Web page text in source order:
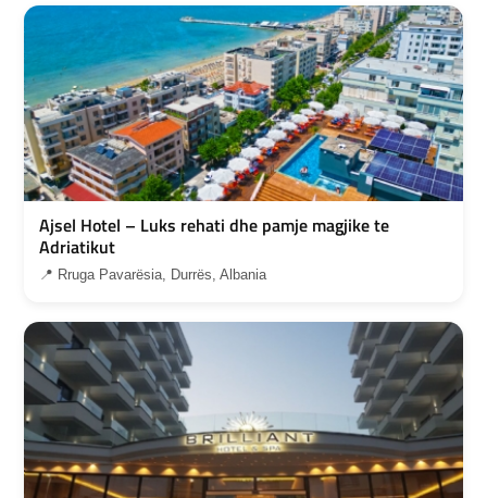
Ajsel Hotel – Luks rehati dhe pamje magjike te
Adriatikut
📍 Rruga Pavarësia, Durrës, Albania